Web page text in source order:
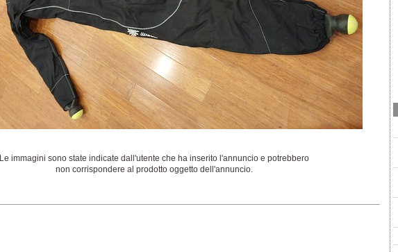
Le immagini sono state indicate dall'utente che ha inserito l'annuncio e potrebbero
non corrispondere al prodotto oggetto dell'annuncio.